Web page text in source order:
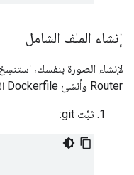
إنشاء الملف الشامل
Router وأنشئ Dockerfile المضمّن.
ثبِّت git: